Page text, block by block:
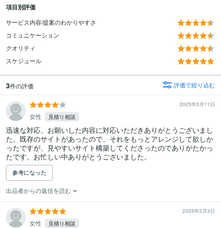
項目別評価
サービス内容/提案のわかりやすさ
コミュニケーション
クオリティ
スケジュール
3件の評価 評価で絞り込む
2025年3月11日
女性 見積り相談
迅速な対応、お願いした内容に対応いただきありがとうございまし
た。既存のサイトがあったので、それをもっとアレンジして欲しか
ったですが、見やすいサイト構築してくださったのでありがたかっ
たです。お忙しい中ありがとうございました。
参考になった
出品者からの返信を読む
2025年2月3日
女性 見積り相談